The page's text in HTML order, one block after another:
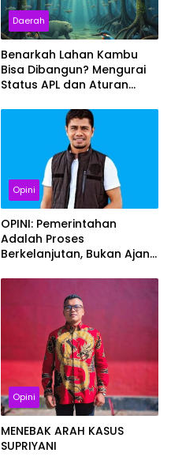
Daerah
Benarkah Lahan Kambu
Bisa Dibangun? Mengurai
Status APL dan Aturan
Opini
OPINI: Pemerintahan
Adalah Proses
Berkelanjutan, Bukan Ajang
Opini
MENEBAK ARAH KASUS
SUPRIYANI